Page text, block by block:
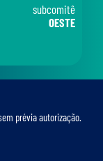
subcomitê
OESTE
prévia autorização.